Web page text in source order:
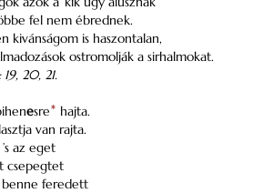
fel nem ébrednek.
kivánságom is haszontalan,
ostromolják a sirhalmokat.
19, 20, 21.
esre* hajta.
van rajta.
az eget
csepegtet
benne feredett